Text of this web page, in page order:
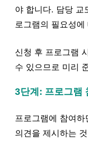
야 합니다. 담당 교
로그램의 필요성
신청 후 프로그램
수 있으므로 미리
3단계: 프로그램
프로그램에 참여
의견을 제시하는